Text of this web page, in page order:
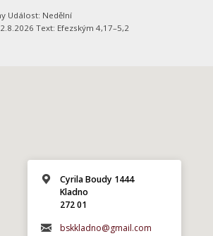
Událost: Nedělní
Text: Efezským 4,17–5,2
Cyrila Boudy 1444
Kladno
272 01
bskkladno@gmail.com